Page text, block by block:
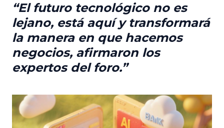
El futuro tecnológico no es
lejano, está aquí y transformará
la manera en que hacemos
negocios, afirmaron los
expertos del foro.